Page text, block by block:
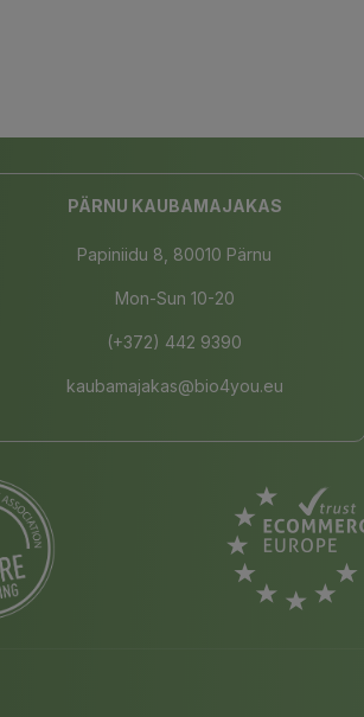
PÄRNU KAUBAMAJAKAS
Papiniidu 8, 80010 Pärnu
Mon-Sun 10-20
(+372) 442 9390
kaubamajakas@bio4you.eu